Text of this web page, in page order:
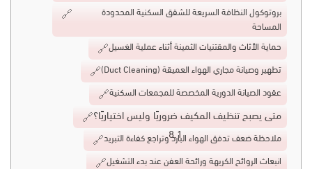
بروتوكول النظافة السريعة للشقق السكنية المحدودة
المساحة
حماية الأثاث والمقتنيات الثمينة أثناء عملية الغسيل
تطهير وصيانة مجاري الهواء العميقة (Duct Cleaning)
عقود الصيانة الدورية المخصصة للمجمعات السكنية
متى يصبح تنظيف المكيف ضروريًا وليس اختياريًا؟
ملاحظة ضعف تدفق الهواء البارد وتراجع كفاءة التبريد
انبعاث الروائح الكريهة ورائحة العفن عند بدء التشغيل